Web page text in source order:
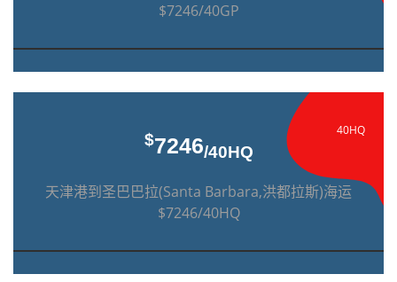
$7246/40GP
40HQ
$7246/40HQ
天津港到圣巴巴拉(Santa Barbara,洪都拉斯)海运
$7246/40HQ